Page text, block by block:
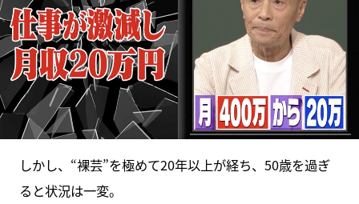
しかし、“裸芸”を極めて20年以上が経ち、50歳を過ぎ
ると状況は一変。